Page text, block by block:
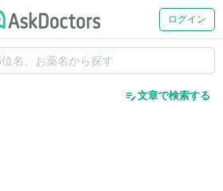
ログイン
edit_note文章で検索する